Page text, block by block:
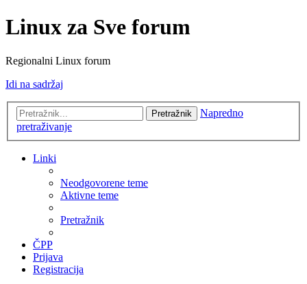
Linux za Sve forum
Regionalni Linux forum
Idi na sadržaj
Pretražnik
Napredno
pretraživanje
Linki
Neodgovorene teme
Aktivne teme
Pretražnik
ČPP
Prijava
Registracija